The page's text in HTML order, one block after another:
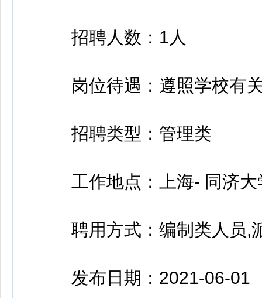
招聘人数：1人
岗位待遇：遵照学校有
招聘类型：管理类
工作地点：上海- 同济大
聘用方式：编制类人员,
发布日期：2021-06-01